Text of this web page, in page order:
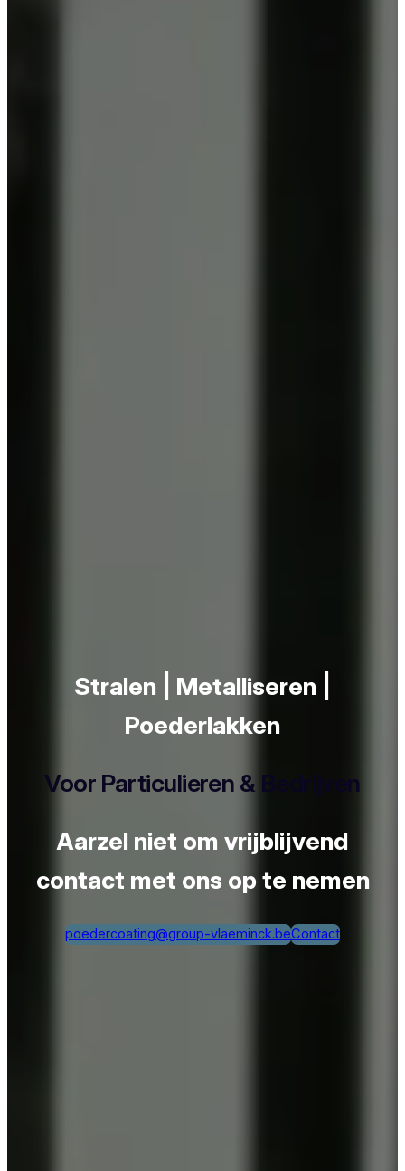
Stralen | Metalliseren |
Poederlakken
Voor Particulieren & Bedrijven
Aarzel niet om vrijblijvend
contact met ons op te nemen
poedercoating@group-vlaeminck.beContact